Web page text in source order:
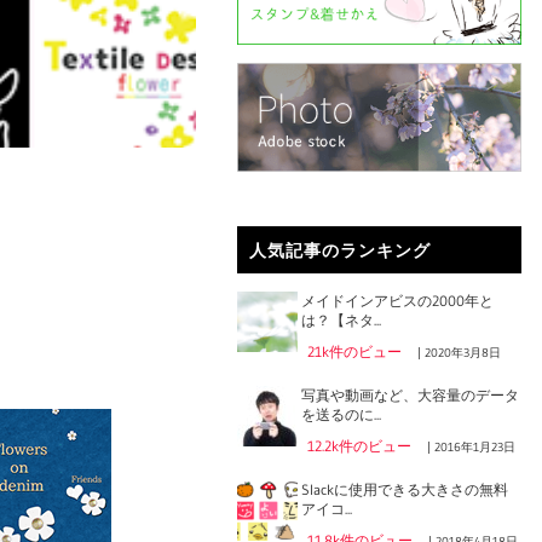
人気記事のランキング
メイドインアビスの2000年と
は？【ネタ...
21k件のビュー |2020年3月8日
写真や動画など、大容量のデータ
を送るのに...
12.2k件のビュー |2016年1月23日
Slackに使用できる大きさの無料
アイコ...